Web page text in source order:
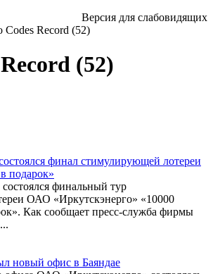
Версия для слабовидящих
Codes Record (52)
(52)
финал стимулирующей лотереи
подарок»
состоялся финальный тур
ОАО «Иркутскэнерго» «10000
Как сообщает пресс-служба фирмы
новый офис в Баяндае